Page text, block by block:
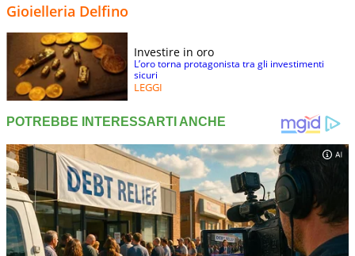
Gioielleria Delfino
Investire in oro
L’oro torna protagonista tra gli investimenti
sicuri
LEGGI